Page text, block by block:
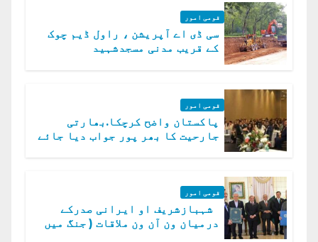
قومی امور
سی ڈی اے آپریشن ، راول ڈیم چوک
کے قریب مدنی مسجدشہید
قومی امور
پاکستان واضح کرچکا.بھارتی
جارحیت کا بھر پور جواب دیا جائے
قومی امور
شہبازشریف او ایرانی صدرکے
درمیان ون آن ون ملاقات ( جنگ میں